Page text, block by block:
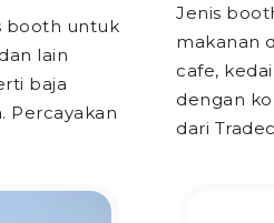
booth untuk
lain
baja
Percayakan
Jenis
makanan
cafe,
dengan
dari